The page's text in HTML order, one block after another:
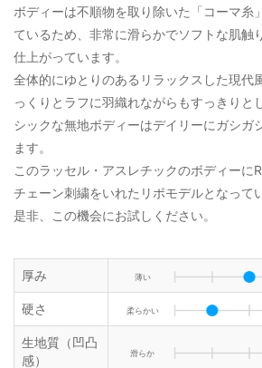
ボディーは不順物を取り除いた「コーマ糸
ているため、非常に滑らかでソフトな肌触
仕上がっています。
全体的にゆとりのあるリラックスした現代
っくりとラフに羽織れながらもすっきりと
シックな無地ボディーはデイリーにガシガ
ます。
このラッセル・アスレチックのボディーに
チェーン刺繍をいれたリポモデルとなって
是非、この機会にお試しください。
厚み 薄い
硬さ 柔らかい
生地質（凹凸
感）
滑らか